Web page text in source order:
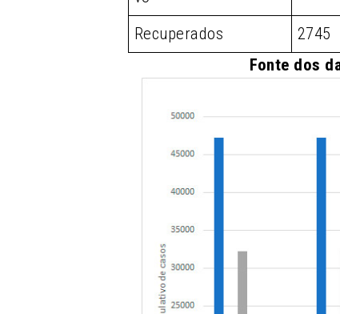
Recuperados 2745
Fonte dos